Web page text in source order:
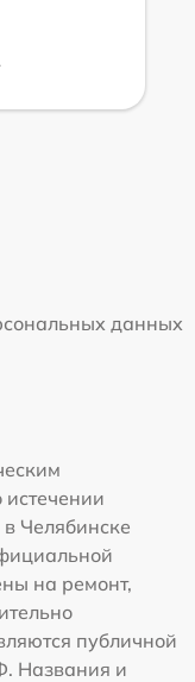
данных
Челябинске
на ремонт,
публичной
Названия и